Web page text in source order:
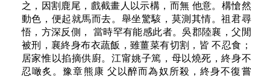
之，因割鹿尾，戲截畫人以示構，而無 他意。構愴然
動色，便起就馬而去。舉坐驚駭，莫測其情。祖君尋
悟，方深反側， 當時罕有能感此者。吳郡陸襄，父閒
被刑，襄終身布衣蔬飯，雖薑菜有切割，皆 不忍食；
居家惟以掐摘供廚。江甯姚子篤，母以燒死，終身不
忍噉炙。豫章熊康 父以醉而為奴所殺，終身不復嘗